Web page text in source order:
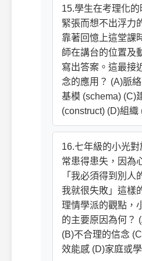
15.學生在考理化
緊張而想不出浮力
靠著回憶上這堂課
師在講台的位置及
寫出答案。這最接
念的應用？ (A)脈
基模 (schema) (C)
(construct) (D)組
16.七年級的小光
常患得患失，因為
「我必須得到別人
我就很失敗」這樣
理情學派的觀點，
的主要原因為何？
(B)不合理的信念
效能感 (D)家庭或